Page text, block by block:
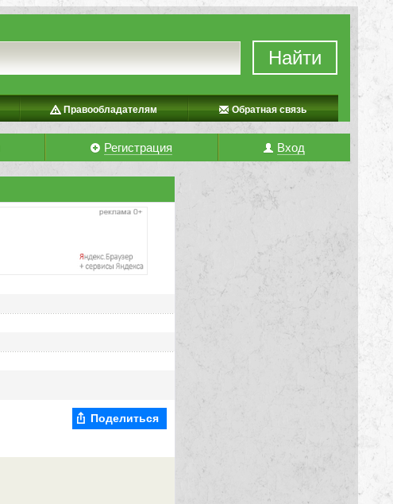
Найти
Правообладателям Обратная связь
Регистрация Вход
Поделиться